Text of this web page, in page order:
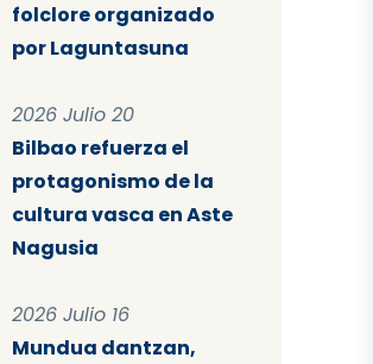
folclore organizado
por Laguntasuna
2026 Julio 20
Bilbao refuerza el
protagonismo de la
cultura vasca en Aste
Nagusia
2026 Julio 16
Mundua dantzan,